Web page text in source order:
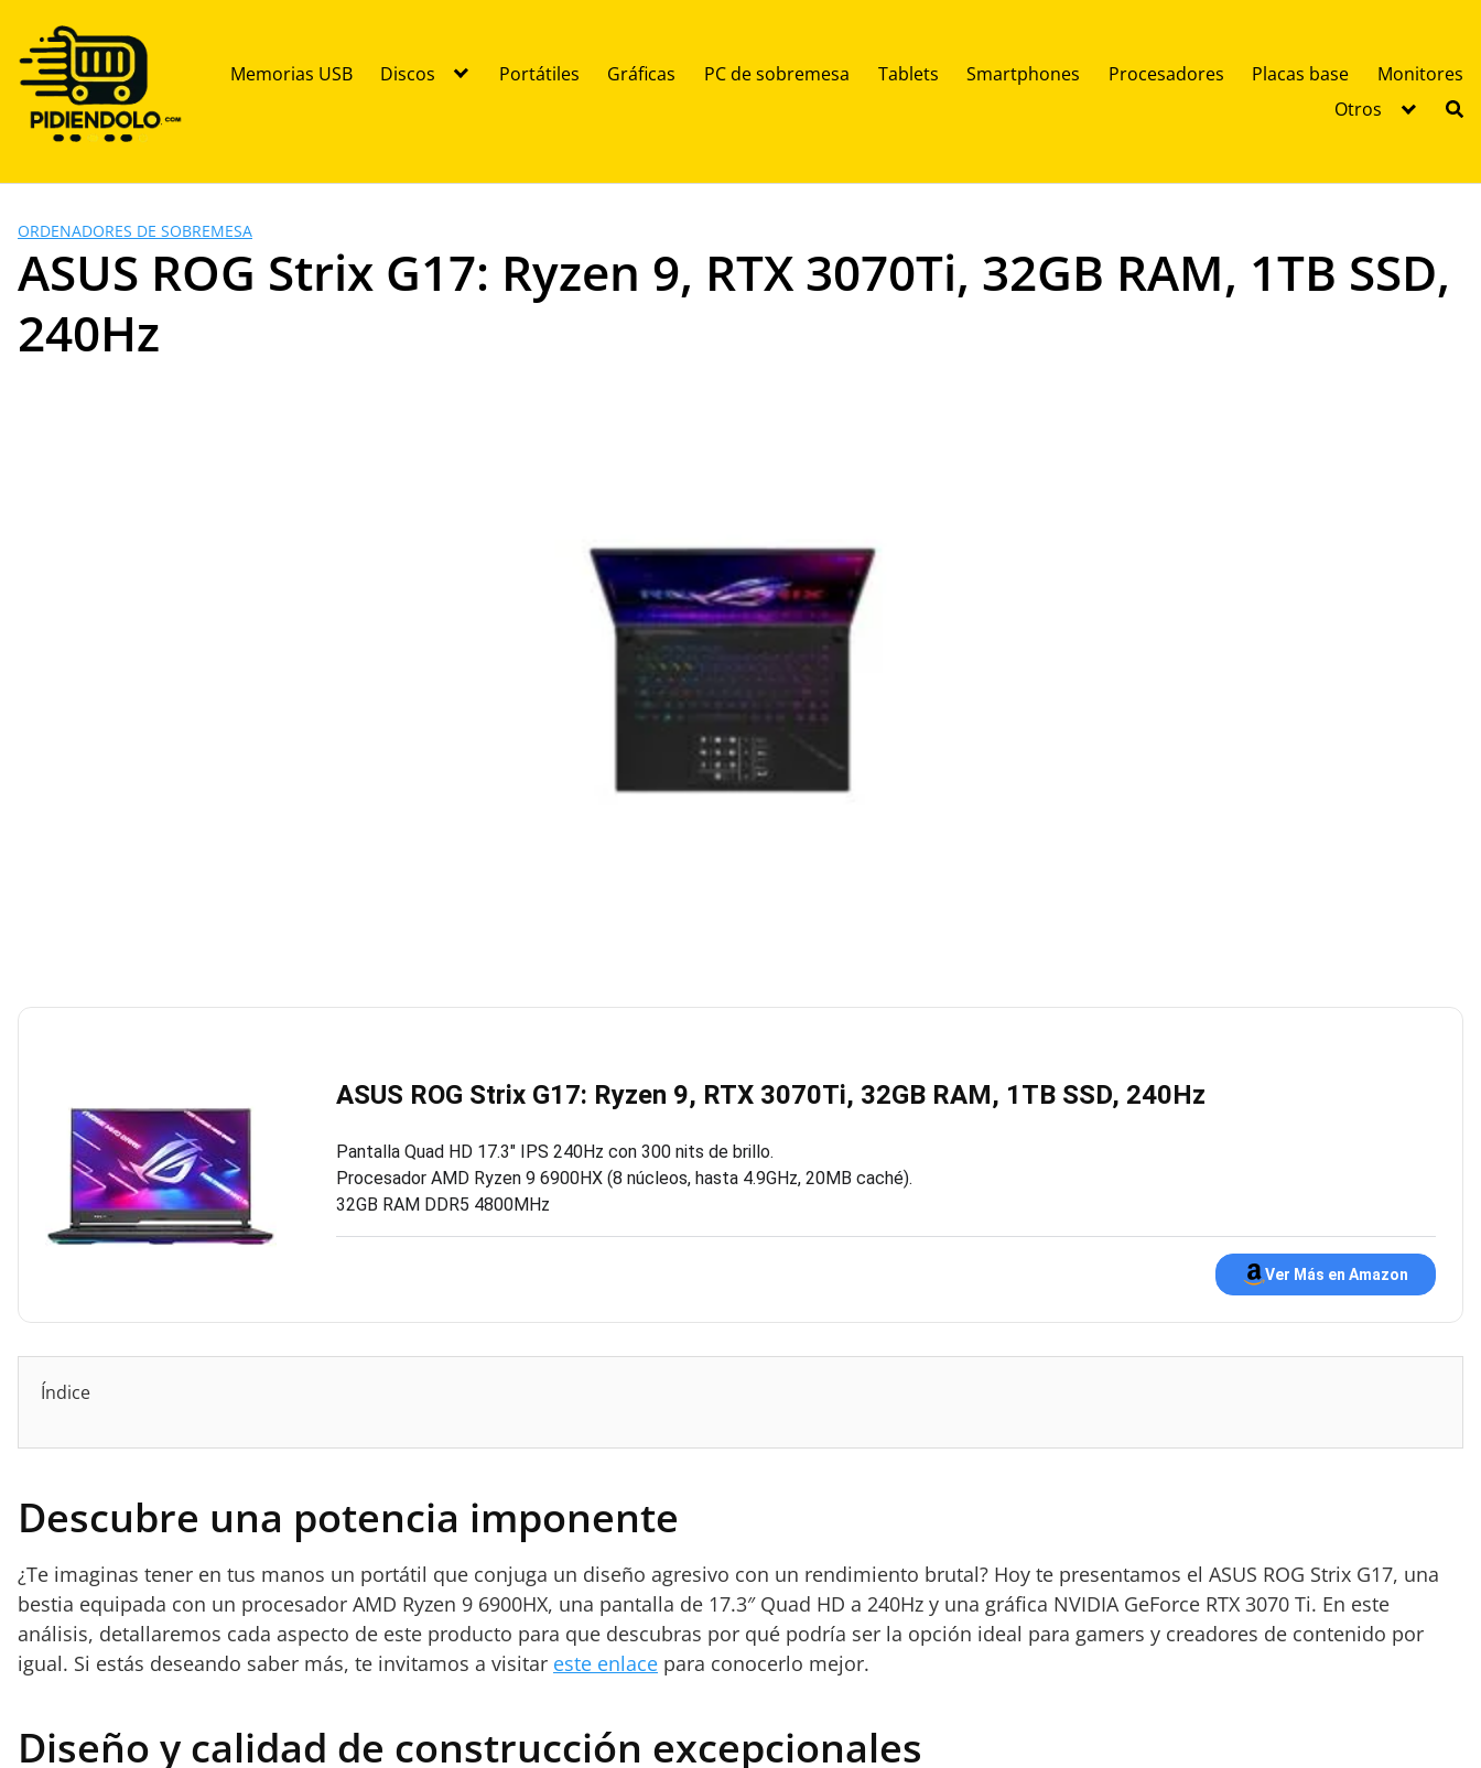
contenido
Memorias USB Discos Portátiles Gráficas PC de sobremesa Tablets Smartphones Procesadores Placas base
Monitores
Otros
ORDENADORES DE SOBREMESA
ASUS ROG Strix G17: Ryzen 9, RTX 3070Ti, 32GB RAM, 1TB SSD,
240Hz
ASUS ROG Strix G17: Ryzen 9, RTX 3070Ti, 32GB RAM, 1TB SSD, 240Hz
Pantalla Quad HD 17.3″ IPS 240Hz con 300 nits de brillo.
Procesador AMD Ryzen 9 6900HX (8 núcleos, hasta 4.9GHz, 20MB caché).
32GB RAM DDR5 4800MHz
Ver Más en Amazon
Índice
Descubre una potencia imponente
¿Te imaginas tener en tus manos un portátil que conjuga un diseño agresivo con un rendimiento brutal? Hoy te presentamos el ASUS ROG Strix G17, una
bestia equipada con un procesador AMD Ryzen 9 6900HX, una pantalla de 17.3″ Quad HD a 240Hz y una gráfica NVIDIA GeForce RTX 3070 Ti. En este
análisis, detallaremos cada aspecto de este producto para que descubras por qué podría ser la opción ideal para gamers y creadores de contenido por
igual. Si estás deseando saber más, te invitamos a visitar este enlace para conocerlo mejor.
Diseño y calidad de construcción excepcionales